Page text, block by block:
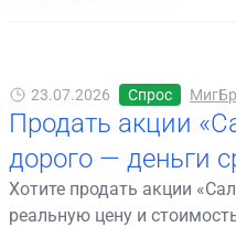
23.07.2026 Спрос
Продать акции
дорого — деньги
Хотите продать акции
реальную цену и